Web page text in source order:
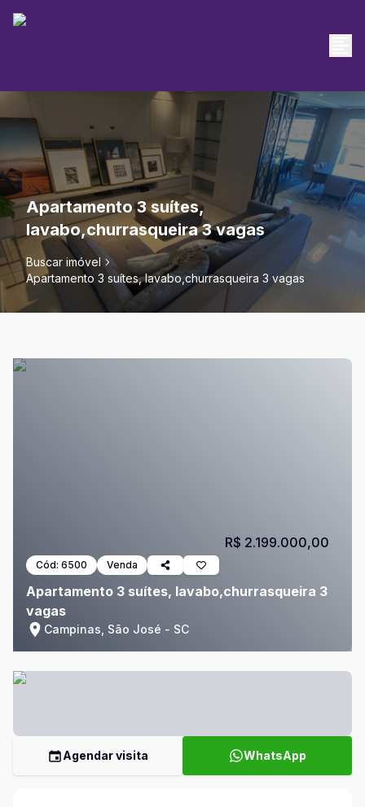
Apartamento 3 suítes,
lavabo,churrasqueira 3 vagas
Buscar imóvel
Apartamento 3 suítes, lavabo,churrasqueira 3 vagas
Cód: 6500 Venda
Apartamento 3 suítes, lavabo,churrasqueira 3
vagas
Campinas, São José - SC
R$ 2.199.000,00
Agendar visita WhatsApp